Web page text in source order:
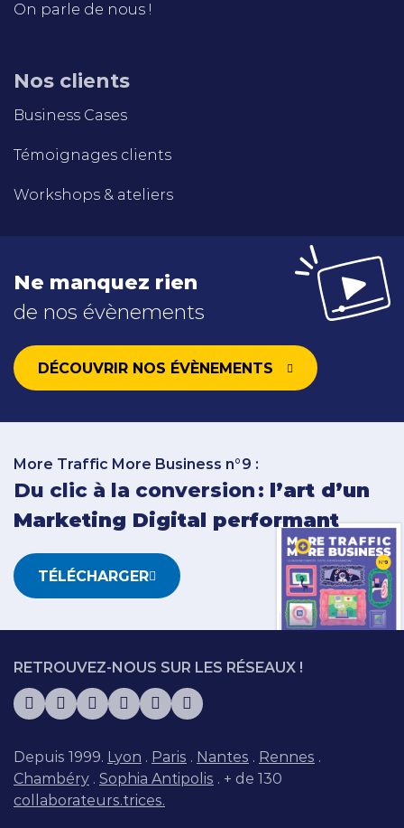
On parle de nous !
Nos clients
Business Cases
Témoignages clients
Workshops & ateliers
Ne manquez rien
de nos évènements
DÉCOUVRIR NOS ÉVÈNEMENTS
More Traffic More Business n°9 :
Du clic à la conversion : l’art d’un
Marketing Digital performant
TÉLÉCHARGER
RETROUVEZ-NOUS SUR LES RÉSEAUX !
Depuis 1999. Lyon . Paris . Nantes . Rennes .
Chambéry . Sophia Antipolis . + de 130
collaborateurs.trices.